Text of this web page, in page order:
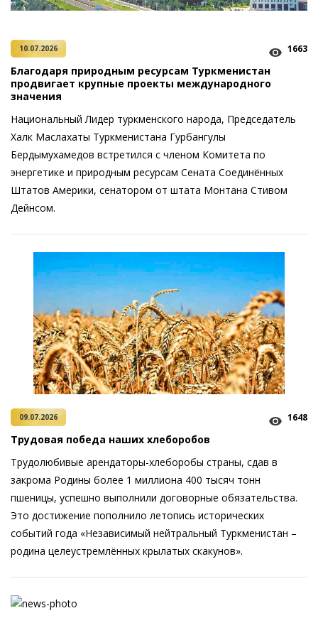
10.07.2026 1663
Благодаря природным ресурсам Туркменистан
продвигает крупные проекты международного
значения
Национальный Лидер туркменского народа, Председатель
Халк Маслахаты Туркменистана Гурбангулы
Бердымухамедов встретился с членом Комитета по
энергетике и природным ресурсам Сената Соединённых
Штатов Америки, сенатором от штата Монтана Стивом
Дейнсом.
09.07.2026 1648
Трудовая победа наших хлеборобов
Трудолюбивые арендаторы-хлеборобы страны, сдав в
закрома Родины более 1 миллиона 400 тысяч тонн
пшеницы, успешно выполнили до­говорные обязательства.
Это достижение пополнило летопись исторических
событий года «Независимый нейтральный Туркменистан –
родина целе­устремлённых крылатых скакунов».